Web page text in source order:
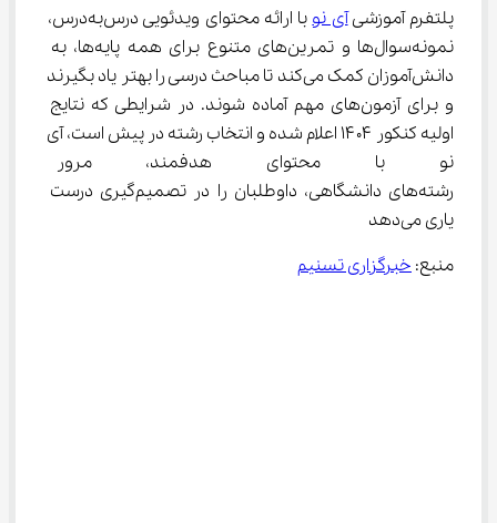
پلتفرم آموزشی آی نو
با ارائه محتوای ویدئویی درس‌به‌درس،
نمونه‌سوال‌ها و تمرین‌های متنوع برای همه پایه‌ها، به
دانش‌آموزان کمک می‌کند تا مباحث درسی را بهتر یاد بگیرند
و برای آزمون‌های مهم آماده شوند. در شرایطی که نتایج
اولیه کنکور ۱۴۰۴ اعلام شده و انتخاب رشته در پیش است، آی
نو با محتوای هدفمند، مرور
رشته‌های دانشگاهی، داوطلبان را در تصمیم‌گیری درست
یاری می‌دهد
منبع: خبرگزاری تسنیم